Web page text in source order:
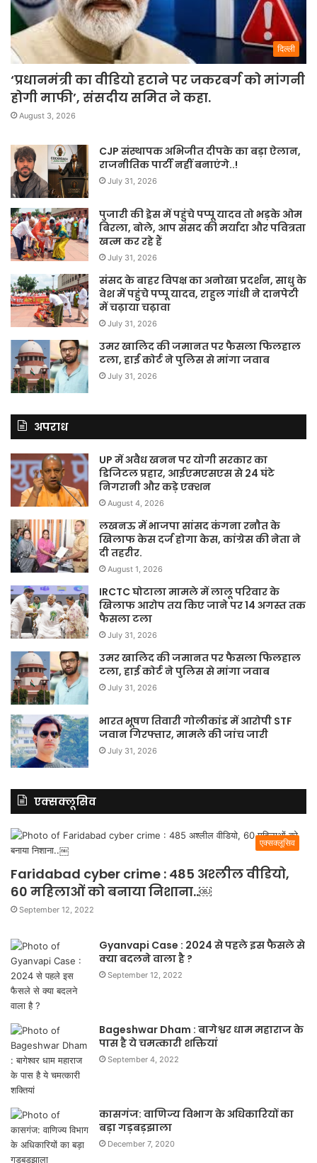
दिल्ली
‘प्रधानमंत्री का वीडियो हटाने पर जकरबर्ग को मांगनी
होगी माफी’, संसदीय समित ने कहा.
August 3, 2026
CJP संस्थापक अभिजीत दीपके का बड़ा ऐलान,
राजनीतिक पार्टी नहीं बनाएंगे..!
July 31, 2026
पुजारी की ड्रेस में पहुंचे पप्पू यादव तो भड़के ओम
बिरला, बोले, आप संसद की मर्यादा और पवित्रता
खत्म कर रहे हैं
July 31, 2026
संसद के बाहर विपक्ष का अनोखा प्रदर्शन, साधु के
वेश में पहुंचे पप्पू यादव, राहुल गांधी ने दानपेटी
में चढ़ाया चढ़ावा
July 31, 2026
उमर खालिद की जमानत पर फैसला फिलहाल
टला, हाई कोर्ट ने पुलिस से मांगा जवाब
July 31, 2026
अपराध
UP में अवैध खनन पर योगी सरकार का
डिजिटल प्रहार, आईएमएसएस से 24 घंटे
निगरानी और कड़े एक्शन
August 4, 2026
लखनऊ में भाजपा सांसद कंगना रनौत के
खिलाफ केस दर्ज होगा केस, कांग्रेस की नेता ने
दी तहरीर.
August 1, 2026
IRCTC घोटाला मामले में लालू परिवार के
खिलाफ आरोप तय किए जाने पर 14 अगस्त तक
फैसला टला
July 31, 2026
उमर खालिद की जमानत पर फैसला फिलहाल
टला, हाई कोर्ट ने पुलिस से मांगा जवाब
July 31, 2026
भारत भूषण तिवारी गोलीकांड में आरोपी STF
जवान गिरफ्तार, मामले की जांच जारी
July 31, 2026
एक्सक्लूसिव
एक्सक्लूसिव
Faridabad cyber crime : 485 अश्लील वीडियो,
60 महिलाओं को बनाया निशाना..￼
September 12, 2022
Gyanvapi Case : 2024 से पहले इस फैसले से
क्या बदलने वाला है ?
September 12, 2022
Bageshwar Dham : बागेश्वर धाम महाराज के
पास है ये चमत्कारी शक्तियां
September 4, 2022
कासगंज: वाणिज्य विभाग के अधिकारियों का
बड़ा गड़बड़झाला
December 7, 2020